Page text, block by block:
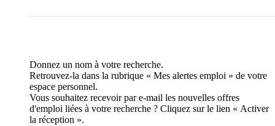
Donnez un nom à votre recherche.
Retrouvez-la dans la rubrique « Mes alertes emploi » de votre
espace personnel.
Vous souhaitez recevoir par e-mail les nouvelles offres
d'emploi liées à votre recherche ? Cliquez sur le lien « Activer
la réception ».